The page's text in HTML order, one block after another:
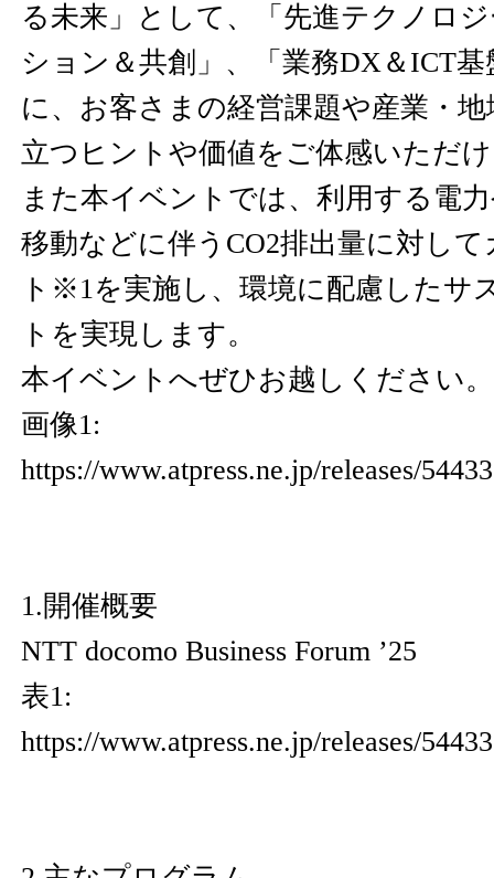
る未来」として、「先進テクノロ
ション＆共創」、「業務DX＆ICT
に、お客さまの経営課題や産業・
立つヒントや価値をご体感いただ
また本イベントでは、利用する電
移動などに伴うCO2排出量に対し
ト※1を実施し、環境に配慮したサ
トを実現します。
本イベントへぜひお越しください。
画像1:
https://www.atpress.ne.jp/releases/
1.開催概要
NTT docomo Business Forum ’25
表1:
https://www.atpress.ne.jp/releases/